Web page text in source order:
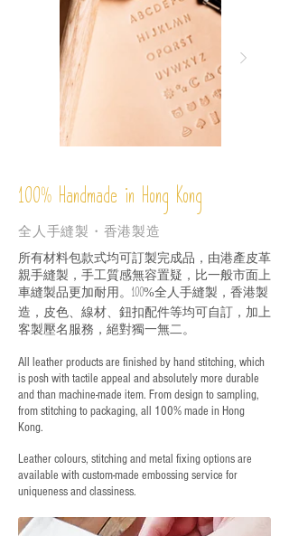
100% Handmade in Hong Kong
全人手縫製・香港製造
所有材料包款式均可訂製完成品，由港產皮革
親手縫製，手工質感無容置疑，比一般市面上
車縫製品更加耐用。 100%全人手縫製，香港製
造，皮色、線材、鈕扣配件等均可自訂，加上
客製壓名服務，絕對獨一無二。
All leather products are finished by hand stitching, which
is posh with tactile appeal and absolutely more durable
and than machine-made item. From design to sampling,
from stitching to packaging, all 100% made in Hong
Kong.
Leather colours, stitching and metal fixing options are
available with custom-made embossing service for
uniqueness and classiness.